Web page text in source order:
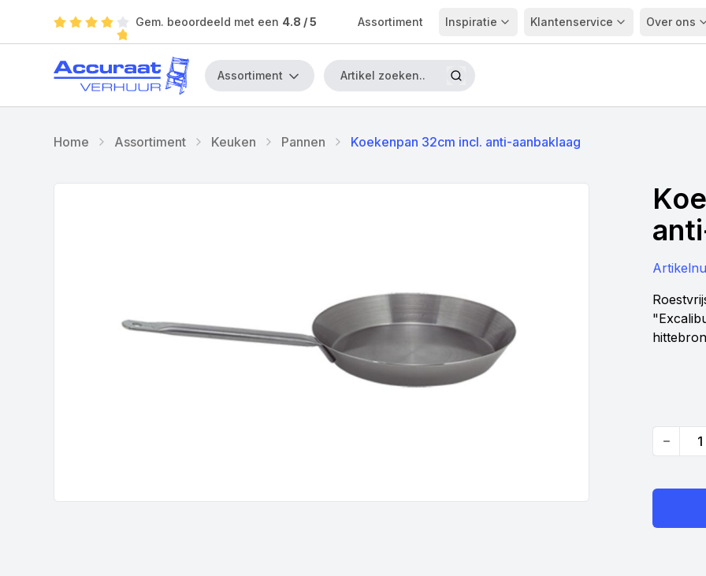
Gem. beoordeeld met een 4.8 / 5 Assortiment Inspiratie Klantenservice Over ons
Assortiment
Home Assortiment Keuken Pannen Koekenpan 32cm incl. anti-aanbaklaag
Quantity